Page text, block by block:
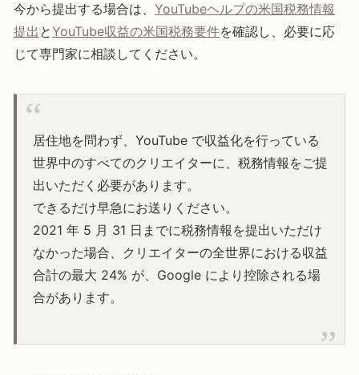
今から提出する場合は、 YouTubeヘルプの米国税務情報
提出 とYouTube収益の米国税務要件を確認し、必要に応
じて専門家に相談してください。
居住地を問わず、YouTube で収益化を行っている
世界中のすべてのクリエイターに、税務情報をご提
出いただく必要があります。
できるだけ早急にお送りください。
2021 年 5 月 31 日までに税務情報を提出いただけ
なかった場合、クリエイターの全世界における収益
合計の最大 24% が、Google により控除される場
合があります。